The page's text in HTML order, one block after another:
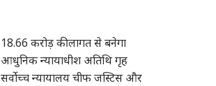
18.66 करोड़ की लागत से बनेगा
आधुनिक न्यायाधीश अतिथि गृह
सर्वोच्च न्यायालय चीफ जस्टिस और